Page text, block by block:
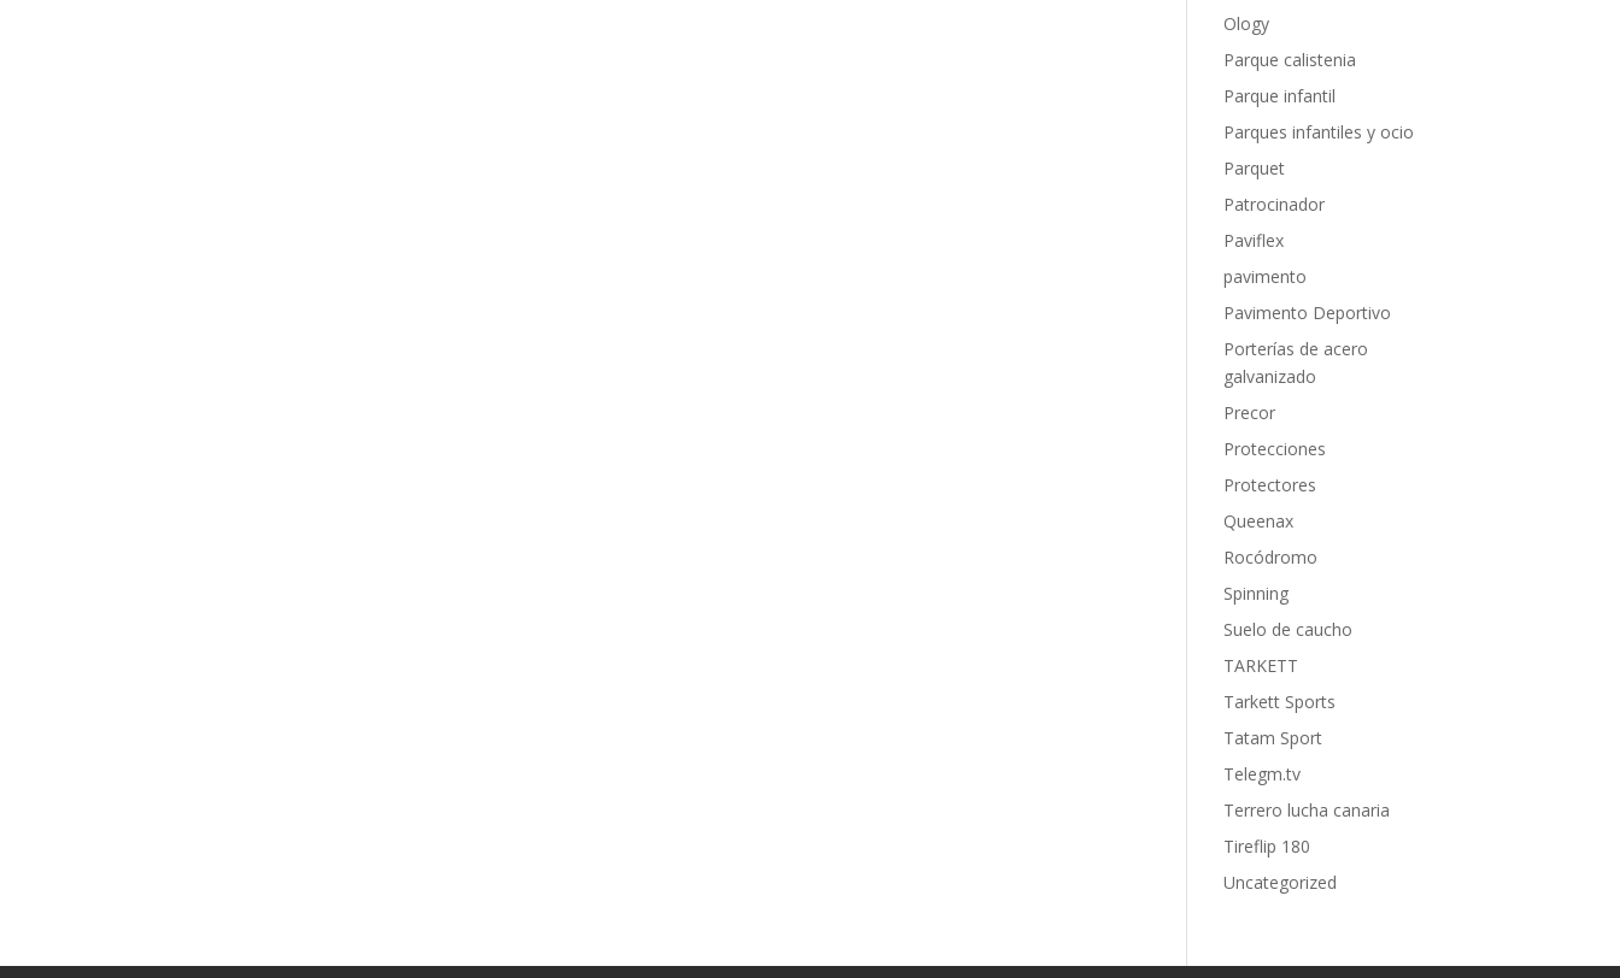
Ology
Parque calistenia
Parque infantil
Parques infantiles y ocio
Parquet
Patrocinador
Paviflex
pavimento
Pavimento Deportivo
Porterías de acero
galvanizado
Precor
Protecciones
Protectores
Queenax
Rocódromo
Spinning
Suelo de caucho
TARKETT
Tarkett Sports
Tatam Sport
Telegm.tv
Terrero lucha canaria
Tireflip 180
Uncategorized